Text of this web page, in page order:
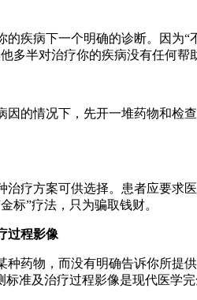
病下一个明确的诊断。因为“
多半对治疗你的疾病没有任何帮
情况下，先开一堆药物和检查
方案可供选择。患者应要求医
标”疗法，只为骗取钱财。
过程影像
物，而没有明确告诉你所提供
准及治疗过程影像是现代医学完